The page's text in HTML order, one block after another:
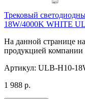
Трековый
18W/4000K WHITE
На данной странице
продукцией компании
Артикул: ULB-H10-
1 988 р.